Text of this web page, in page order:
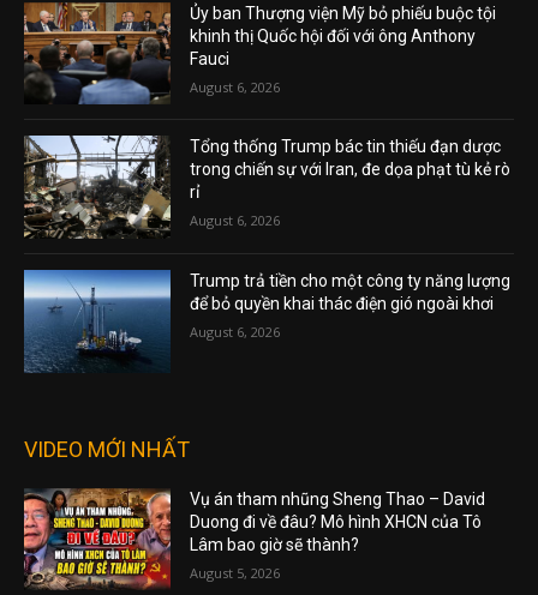
Ủy ban Thượng viện Mỹ bỏ phiếu buộc tội
khinh thị Quốc hội đối với ông Anthony
Fauci
August 6, 2026
Tổng thống Trump bác tin thiếu đạn dược
trong chiến sự với Iran, đe dọa phạt tù kẻ rò
rỉ
August 6, 2026
Trump trả tiền cho một công ty năng lượng
để bỏ quyền khai thác điện gió ngoài khơi
August 6, 2026
VIDEO MỚI NHẤT
Vụ án tham nhũng Sheng Thao – David
Duong đi về đâu? Mô hình XHCN của Tô
Lâm bao giờ sẽ thành?
August 5, 2026